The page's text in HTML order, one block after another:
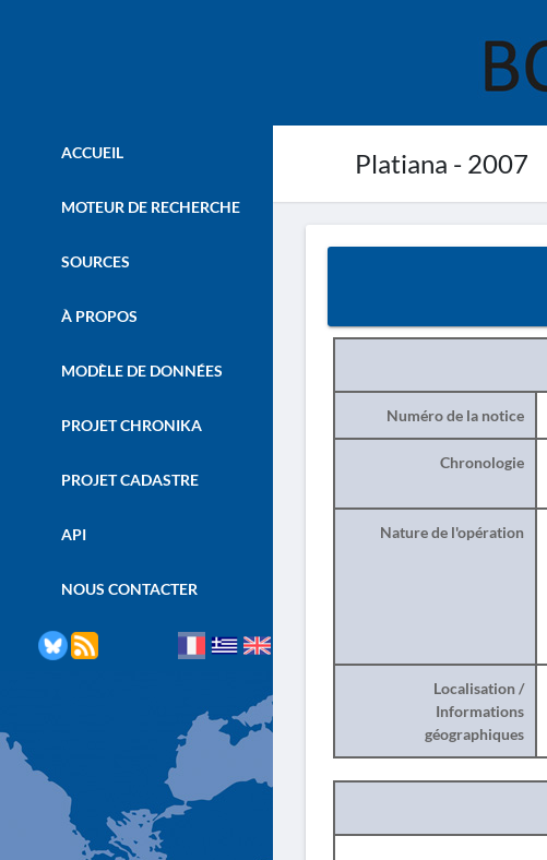
Platiana - 2007
ACCUEIL
MOTEUR DE RECHERCHE
SOURCES
À PROPOS
MODÈLE DE DONNÉES
PROJET CHRONIKA
PROJET CADASTRE
API
NOUS CONTACTER
Numéro de la notice
Chronologie
Nature de l'opération
Localisation /
Informations
géographiques